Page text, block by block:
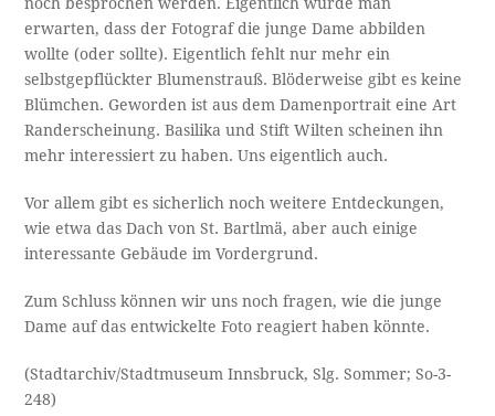
erwarten, dass der Fotograf die junge Dame abbilden
wollte (oder sollte). Eigentlich fehlt nur mehr ein
selbstgepflückter Blumenstrauß. Blöderweise gibt es keine
Blümchen. Geworden ist aus dem Damenportrait eine Art
Randerscheinung. Basilika und Stift Wilten scheinen ihn
mehr interessiert zu haben. Uns eigentlich auch.
Vor allem gibt es sicherlich noch weitere Entdeckungen,
wie etwa das Dach von St. Bartlmä, aber auch einige
interessante Gebäude im Vordergrund.
Zum Schluss können wir uns noch fragen, wie die junge
Dame auf das entwickelte Foto reagiert haben könnte.
(Stadtarchiv/Stadtmuseum Innsbruck, Slg. Sommer; So-3-
248)